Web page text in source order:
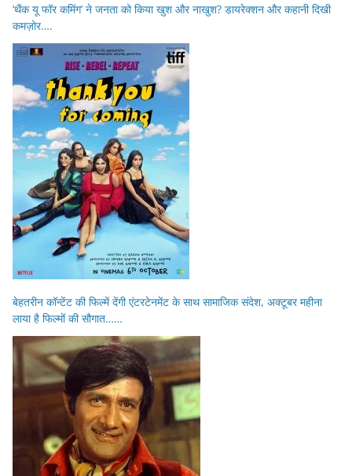
‘थैंक यू फॉर कमिंग’ ने जनता को किया खुश और नाखुश? डायरेक्शन और कहानी दिखी
कमज़ोर….
बेहतरीन कॉन्टेंट की फिल्में देंगी एंटरटेनमेंट के साथ सामाजिक संदेश, अक्टूबर महीना
लाया है फिल्मों की सौगात……